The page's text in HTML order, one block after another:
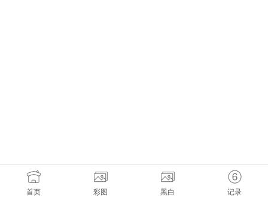
首页 彩图 黑白 记录